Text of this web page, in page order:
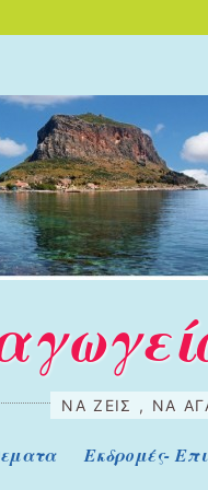
ΝΑ ΖΕΊΣ , ΝΑ
Εκδρομές-